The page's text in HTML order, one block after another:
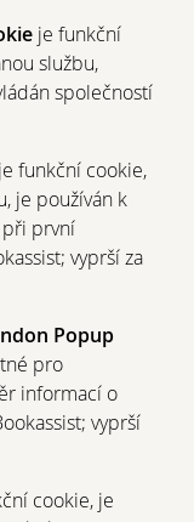
je funkční
službu,
společností
funkční cookie,
je používán k
první
vyprší za
Popup
pro
informací o
vyprší
cookie, je